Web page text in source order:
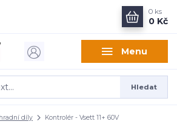
Menu
Hledat
0 ks
0 Kč
díly Kontrolér - Vsett 11+ 60V